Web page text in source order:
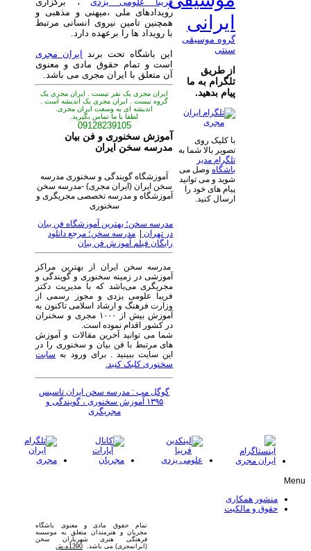
رویدادهای ملی ،میهنی و مذهبی و
همچنین تامین نیروی انسانی مرتبط
با رویداد ها را برعهده دارد.
این باشگاه تحت برند
ایران مجری
است و تمام حقوق مادی و معنوی
آن متعلق با ایران مجری می باشد.
ایران مجری یک نفر نیست . ایران مجری یک
گروه نیست . ایران مجری یک اندیشه است .
اندیشه ای به وسعت ایران مجری.
لطفا با ما تماس بگیرید.
09128239105
آموزش سخنوری و فن بیان
مدرسه سخن ایران
آموزشگاه گویندگی و سخنوری مدرسه
سخن ایران (ایران مجری) -مدرسه سخن
آموزشگاه و مدرسه تخصصی مجریگری و
سخنوری
مدرسه سخن؛ بهترین آموزشگاه فن بیان
در تهران
مدرسه سخن؛ مرجع دانلود
رایگان فیلم آموزش فن بیان
مدرسه سخن ایران از بهترین مراکز
آموزشی در زمینه سخنوری و گویندگی و
مجریگری می‌باشد که با مدیریت دکتر
فریبا علومی یزدی و مجوز رسمی از
وزارت فرهنگ و ارشاد اسلامی تاکنون به
آموزش بیش از ۱۰۰۰ مجری و سخنران
در کشور اقدام نموده است.
شما می توانید آخرین مقالات و آموزش
های مرتبط با فن بیان و سخنوری را در
این سایت ببینید . برای ورود به سایت
سخنوری کلیک کنید.
گوگل مپ : مدرسه سخن ایران تاسیس
۱۳۹۵ آموزش سخنوری ، گویندگی و
مجریگری
ایرانی
گروه موسیقی
سنتی
از طریق
تلگرام به ما
پیام بدهید.
با کلیک روی
تصویر بالا شما به
تلگرام مدیر
باشگاه وصل می
شوید و می توانید
پیام های خود را
ارسال کنید.
Menu
منشور همکاری
حقوق و مالکیت
تمام حقوق مادی و معنوی باشگاه
مجریان و هنرمندان متعلق به موسسه
فرهنگی هنری شهریاران سخن
(ایرانمجری) می باشد. 1390ه.ش